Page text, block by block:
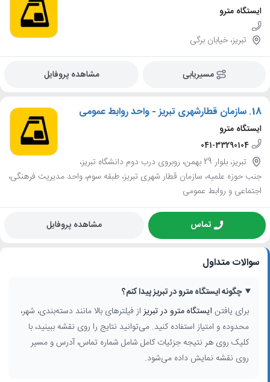
ایستگاه مترو
تبریز، خیابان برگی
مسیریابی مشاهده پروفایل
18. سازمان قطارشهری تبریز - واحد روابط عمومی
ایستگاه مترو
041-33290104
تبریز، بلوار 29 بهمن، روبروی درب دوم دانشگاه تبریز،
جنب حوزه علمیه، سازمان قطار شهری تبریز، طبقه سوم، واحد مدیریت فرهنگی،
اجتماعی و روابط عمومی
تماس مشاهده پروفایل
سوالات متداول
چگونه ایستگاه مترو در تبریز پیدا کنم؟
برای یافتن ایستگاه مترو در تبریزاز فیلترهای بالا مانند دسته‌بندی، شهر،
محدوده و امتیاز استفاده کنید. می‌توانید نتایج را روی نقشه ببینید، با
کلیک روی هر نتیجه جزئیات کامل شامل شماره تماس، آدرس و مسیر
روی نقشه نمایش داده می‌شود.